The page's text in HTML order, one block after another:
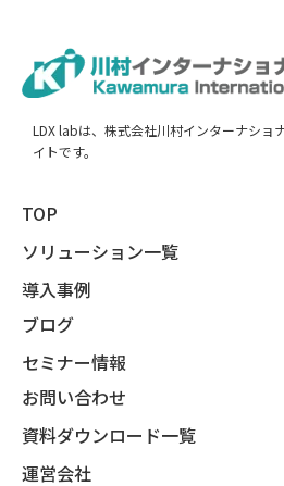
LDX labは、株式会社川村インターナショ
イトです。
TOP
ソリューション一覧
導入事例
ブログ
セミナー情報
お問い合わせ
資料ダウンロード一覧
運営会社